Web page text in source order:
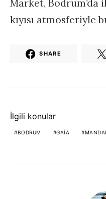
Market, Bodrum’da
kıyısı atmosferiyle
SHARE
İlgili konular
BODRUM GAIA